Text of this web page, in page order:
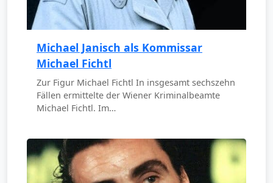
Michael Janisch als Kommissar
Michael Fichtl
Zur Figur Michael Fichtl In insgesamt sechszehn
Fällen ermittelte der Wiener Kriminalbeamte
Michael Fichtl. Im…